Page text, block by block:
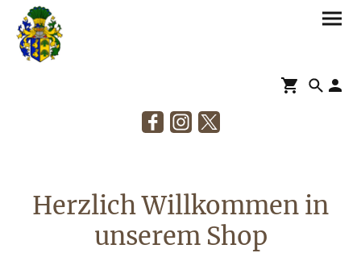
Herzlich Willkommen in
unserem Shop